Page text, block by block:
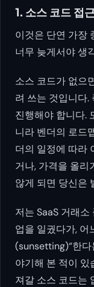
1. 소스 코드 접
이것은 단연 가장
너무 늦게서야 생
소스 코드가 없으
려 쓰는 것입니다.
진행해야 합니다.
니라 벤더의 로드
더의 일정에 따라
거나, 가격을 올리
않게 되면 당신은
저는 SaaS 거래
업을 일궜다가, 어
(sunsetting)“한다
야기해 본 적이 있
져갈 소스 코드는